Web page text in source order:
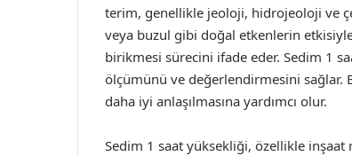
terim, genellikle jeoloji, hidrojeoloji ve
veya buzul gibi doğal etkenlerin
birikmesi sürecini ifade eder. Sedim 1
ölçümünü ve değerlendirmesini sağlar.
daha iyi anlaşılmasına yardımcı olur.
Sedim 1 saat yüksekliği, özellikle